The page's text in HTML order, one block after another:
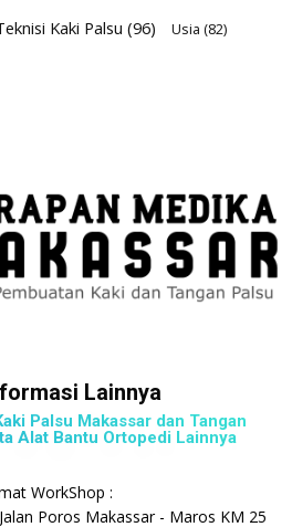
Kaki Palsu (96) Usia (82)
Lainnya
Palsu Makassar dan Tangan
Alat Bantu Ortopedi Lainnya
WorkShop :
Poros Makassar - Maros KM 25